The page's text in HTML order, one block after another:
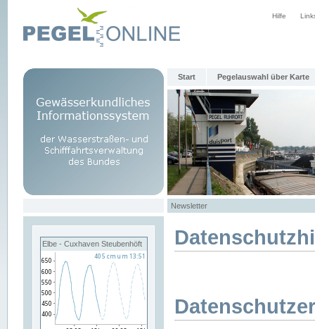
Hilfe
Start Pegelauswahl über Karte
Newsletter
Elbe - Cuxhaven Steubenhöft